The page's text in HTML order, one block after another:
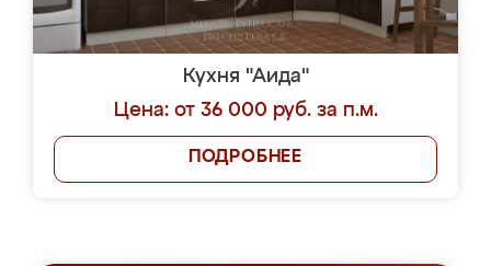
Кухня "Аида"
Цена: от 36 000 руб. за п.м.
ПОДРОБНЕЕ